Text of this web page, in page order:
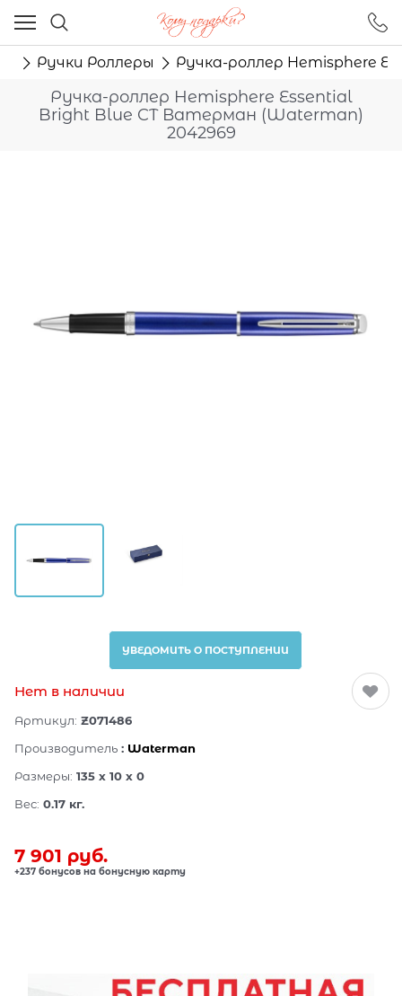
Ручки Роллеры Ручка-роллер Hemisphere
Ручка-роллер Hemisphere Essential
Bright Blue CT Ватерман (Waterman)
2042969
УВЕДОМИТЬ О ПОСТУПЛЕНИИ
Нет в наличии
Артикул: Z071486
Производитель : Waterman
Размеры: 135 x 10 x 0
Вес: 0.17 кг.
7 901 руб.
+237 бонусов на бонусную карту
Ваш город - Москва,
угадали?
ДА НЕТ